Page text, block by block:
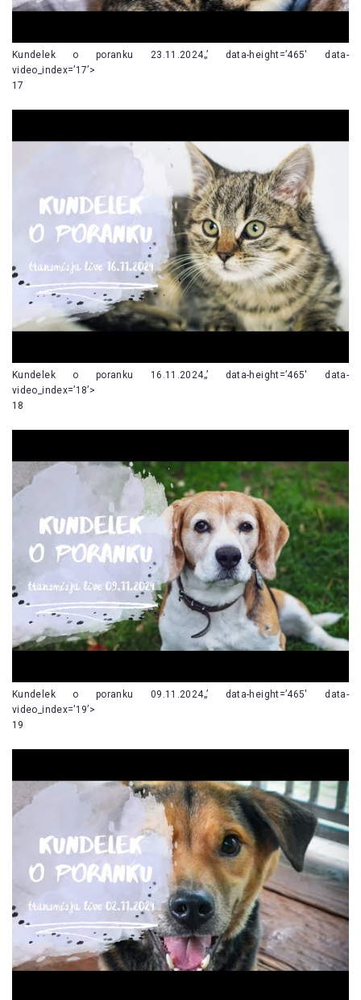
Kundelek o poranku 23.11.2024„’ data-height=’465′ data-
video_index=’17’>
17
Kundelek o poranku 16.11.2024„’ data-height=’465′ data-
video_index=’18’>
18
Kundelek o poranku 09.11.2024„’ data-height=’465′ data-
video_index=’19’>
19